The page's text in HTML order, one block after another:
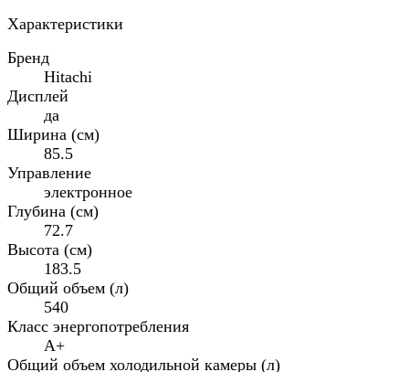
Характеристики
Бренд
Hitachi
Дисплей
да
Ширина (см)
85.5
Управление
электронное
Глубина (см)
72.7
Высота (см)
183.5
Общий объем (л)
540
Класс энергопотребления
A+
Общий объем холодильной камеры (л)